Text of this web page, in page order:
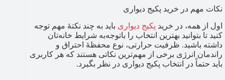
نکات مهم در خرید پکیج دیواری
اول از همه، در خرید پکیج دیواری باید به چند نکتۀ مهم توجه
کنید تا بتوانید بهترین انتخاب را باتوجه‌به شرایط خانه‌تان
داشته باشید. ظرفیت حرارتی، نوع محفظۀ احتراق و
راندمان انرژی برخی از مهم‌ترین نکاتی هستند که هر کاربری
باید حتماً در انتخاب پکیج دیواری در نظر بگیرد.